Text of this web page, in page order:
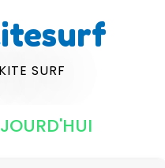
KITE SURF